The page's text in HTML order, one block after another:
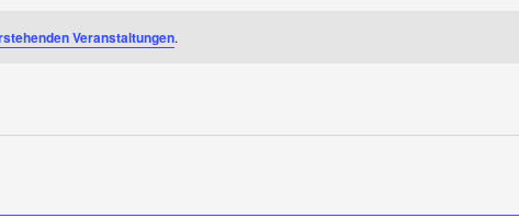
Veranstaltungen.